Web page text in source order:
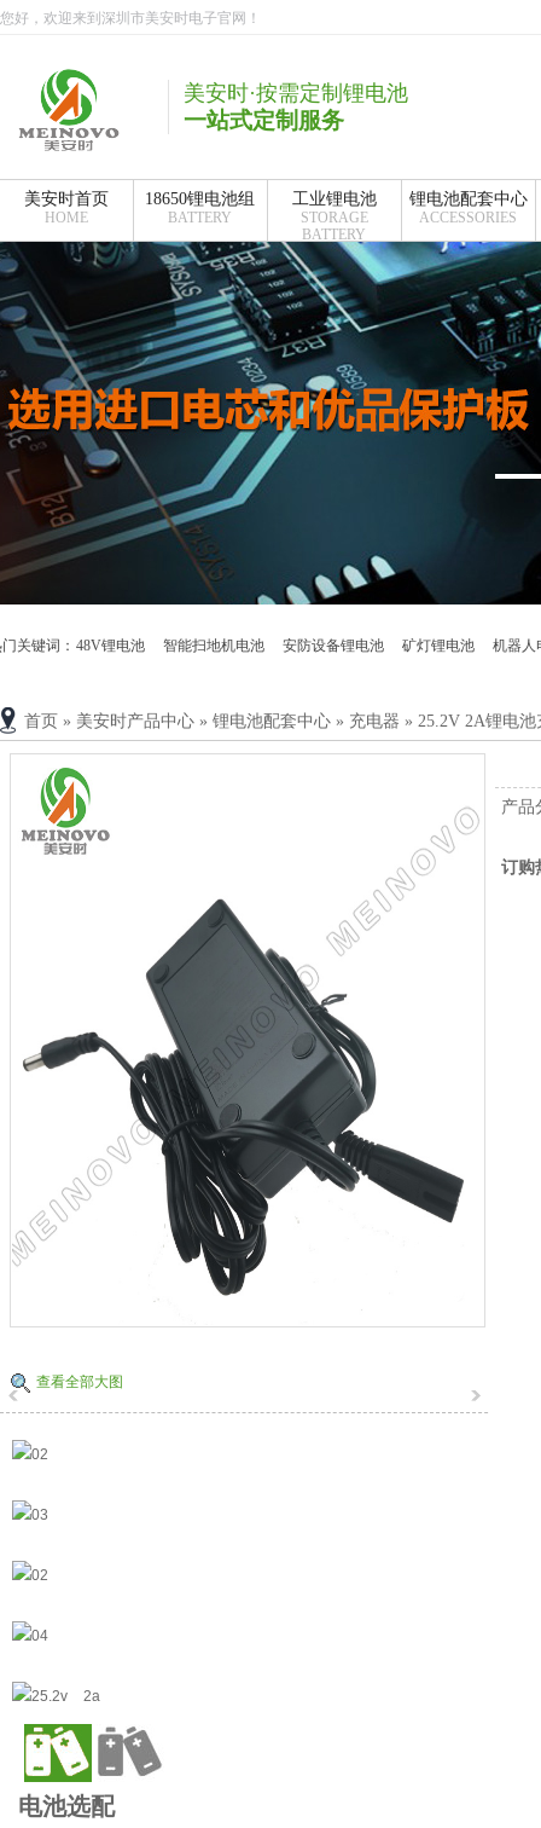
您好，欢迎来到深圳市美安时电子官网！
美安时·按需定制锂电池
一站式定制服务
美安时首页
HOME
18650锂电池组
BATTERY
工业锂电池
STORAGE
BATTERY
锂电池配套中心
ACCESSORIES
关键词： 48V锂电池 智能扫地机电池 安防设备锂电池 矿灯锂电池 机器人
首页 » 美安时产品中心 » 锂电池配套中心 » 充电器 » 25.2V 2A锂电池
查看全部大图
产品
订购
电池选配